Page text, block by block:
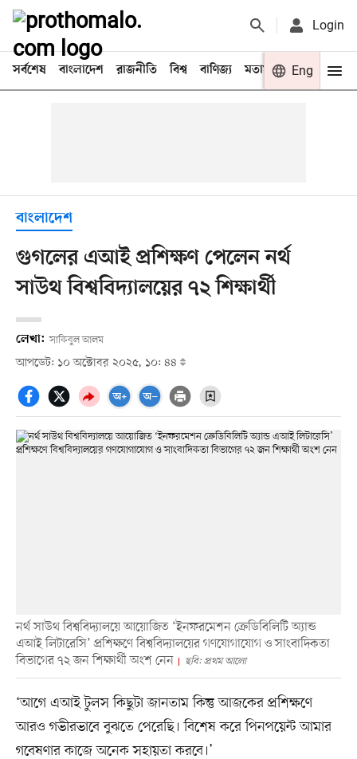
Login
সর্বশেষ বাংলাদেশ রাজনীতি বিশ্ব বাণিজ্য মতামত খেলা
Eng
বাংলাদেশ
গুগলের এআই প্রশিক্ষণ পেলেন নর্থ
সাউথ বিশ্ববিদ্যালয়ের ৭২ শিক্ষার্থী
লেখা: সাকিবুল আলম
আপডেট: ১০ অক্টোবর ২০২৫, ১০: ৪৪
নর্থ সাউথ বিশ্ববিদ্যালয়ে আয়োজিত ‘ইনফরমেশন ক্রেডিবিলিটি অ্যান্ড
এআই লিটারেসি’ প্রশিক্ষণে বিশ্ববিদ্যালয়ের গণযোগাযোগ ও সাংবাদিকতা
বিভাগের ৭২ জন শিক্ষার্থী অংশ নেন
ছবি: প্রথম আলো
‘আগে এআই টুলস কিছুটা জানতাম কিন্তু আজকের প্রশিক্ষণে
আরও গভীরভাবে বুঝতে পেরেছি। বিশেষ করে পিনপয়েন্ট আমার
গবেষণার কাজে অনেক সহায়তা করবে।’